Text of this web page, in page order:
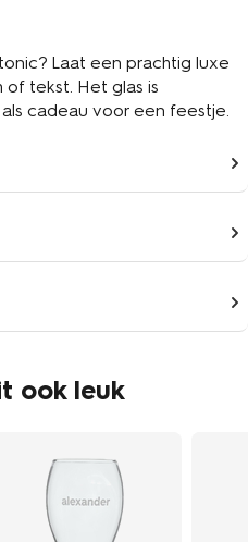
Laat een prachtig luxe
of tekst. Het glas is
cadeau voor een feestje.
ook leuk